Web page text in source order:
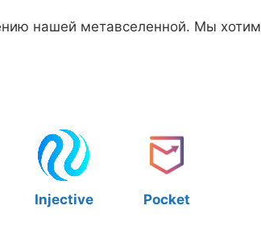
нашей метавселенной. Мы хотим
Injective Pocket